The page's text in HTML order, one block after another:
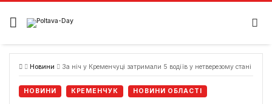
Skip
content
Новини За ніч у Кременчуці затримали 5 водіїв у нетверезому стані
НОВИНИ КРЕМЕНЧУК НОВИНИ ОБЛАСТІ